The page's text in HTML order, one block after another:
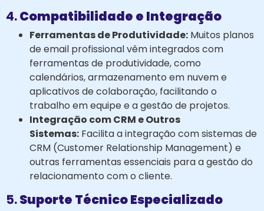
4.Compatibilidade e Integração
Ferramentas de Produtividade: Muitos planos
de email profissional vêm integrados com
ferramentas de produtividade, como
calendários, armazenamento em nuvem e
aplicativos de colaboração, facilitando o
trabalho em equipe e a gestão de projetos.
Integração com CRM e Outros
Sistemas: Facilita a integração com sistemas de
CRM (Customer Relationship Management) e
outras ferramentas essenciais para a gestão do
relacionamento com o cliente.
5.Suporte Técnico Especializado